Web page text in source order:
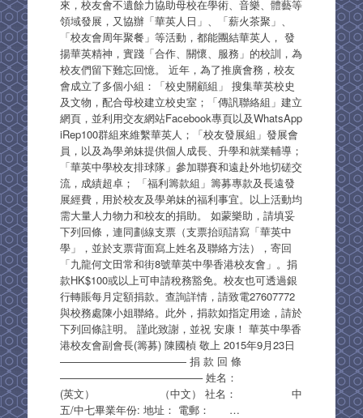
來，校友會不遺餘力協助母校在學術、音樂、體藝等
領域發展，又協辦「華英人日」、「薪火茶聚」、
「校友會周年聚餐」等活動，都能團結華英人， 發
揚華英精神，實踐「合作、關懷、服務」的校訓，為
校友們留下難忘回憶。 近年，為了推廣會務，校友
會成立了多個小組：「校史關顧組」 搜集華英校史
及文物，配合母校建立校史室；「傳訉聯絡組」建立
網頁，並利用交友網站Facebook專頁以及WhatsApp
iRep100群組來維繫華英人；「校友發展組」發展會
員，以及為學弟妹提供個人成長、升學和就業輔導；
「華英中學校友排球隊」參加聯賽和遠赴外地切磋交
流，成績超卓； 「福利籌款組」籌募專款及長遠發
展經費，用於校友及學弟妹的福利事宜。以上活動均
需大量人力物力和校友的捐助。 如蒙樂助，請填妥
下列回條，連同劃線支票（支票抬頭請寫「華英中
學」，並於支票背面寫上姓名及聯絡方法），寄回
「九龍何文田常和街8號華英中學香港校友會」。捐
款HK$100或以上可申請稅務豁免。校友也可透過銀
行轉賬每月定額捐款。查詢詳情，請致電27607772
與校務處陳小姐聯絡。此外，捐款如指定用途，請於
下列回條註明。 謹此致謝，並祝 安康！ 華英中學香
港校友會副會長(籌募) 陳國楨 敬上 2015年9月23日
———————————— 捐 款 回 條
—————————————– 姓名：
(英文） （中文） 社名： 中
五/中七畢業年份: 地址： 電郵： …